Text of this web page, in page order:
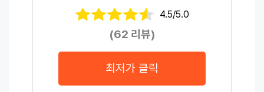
4.5/5.0
(62 리뷰)
최저가 클릭